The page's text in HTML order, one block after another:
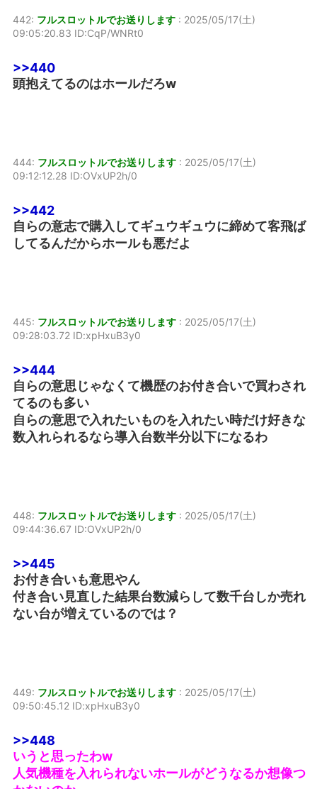
442: フルスロットルでお送りします : 2025/05/17(土)
09:05:20.83 ID:CqP/WNRt0
>>440
頭抱えてるのはホールだろw
444: フルスロットルでお送りします : 2025/05/17(土)
09:12:12.28 ID:OVxUP2h/0
>>442
自らの意志で購入してギュウギュウに締めて客飛ば
してるんだからホールも悪だよ
445: フルスロットルでお送りします : 2025/05/17(土)
09:28:03.72 ID:xpHxuB3y0
>>444
自らの意思じゃなくて機歴のお付き合いで買わされ
てるのも多い
自らの意思で入れたいものを入れたい時だけ好きな
数入れられるなら導入台数半分以下になるわ
448: フルスロットルでお送りします : 2025/05/17(土)
09:44:36.67 ID:OVxUP2h/0
>>445
お付き合いも意思やん
付き合い見直した結果台数減らして数千台しか売れ
ない台が増えているのでは？
449: フルスロットルでお送りします : 2025/05/17(土)
09:50:45.12 ID:xpHxuB3y0
>>448
いうと思ったわw
人気機種を入れられないホールがどうなるか想像つ